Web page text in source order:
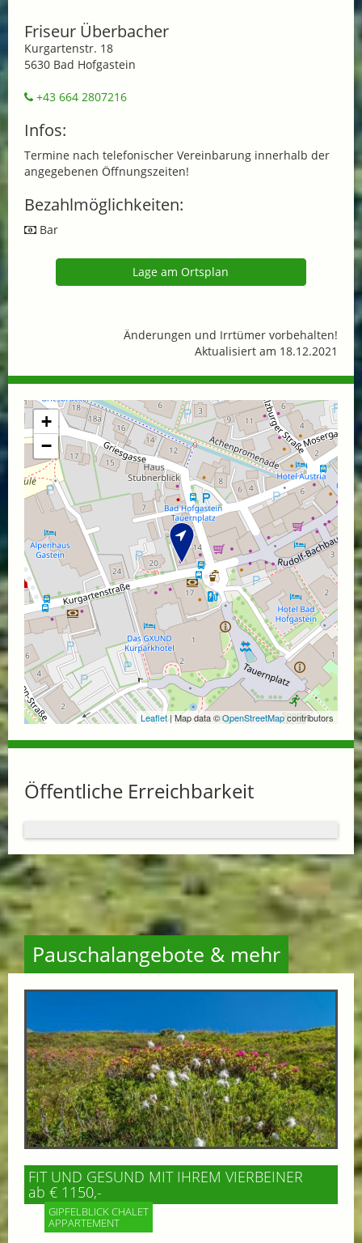
Friseur Überbacher
Kurgartenstr. 18
5630 Bad Hofgastein
+43 664 2807216
Infos:
Termine nach telefonischer Vereinbarung innerhalb der
angegebenen Öffnungszeiten!
Bezahlmöglichkeiten:
Bar
Lage am Ortsplan
Änderungen und Irrtümer vorbehalten!
Aktualisiert am 18.12.2021
+
−
Leaflet| Map data ©OpenStreetMapcontributors
Öffentliche Erreichbarkeit
Pauschalangebote & mehr
FIT UND GESUND MIT IHREM VIERBEINER
ab € 1150,-
GIPFELBLICK CHALET
APPARTEMENT